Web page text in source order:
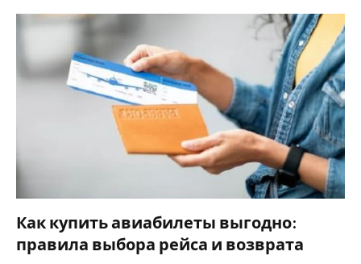
Как купить авиабилеты выгодно:
правила выбора рейса и возврата